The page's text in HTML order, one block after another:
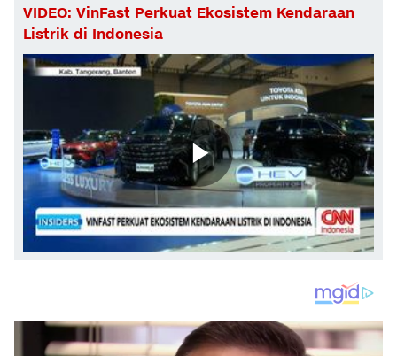
VIDEO: VinFast Perkuat Ekosistem Kendaraan
Listrik di Indonesia